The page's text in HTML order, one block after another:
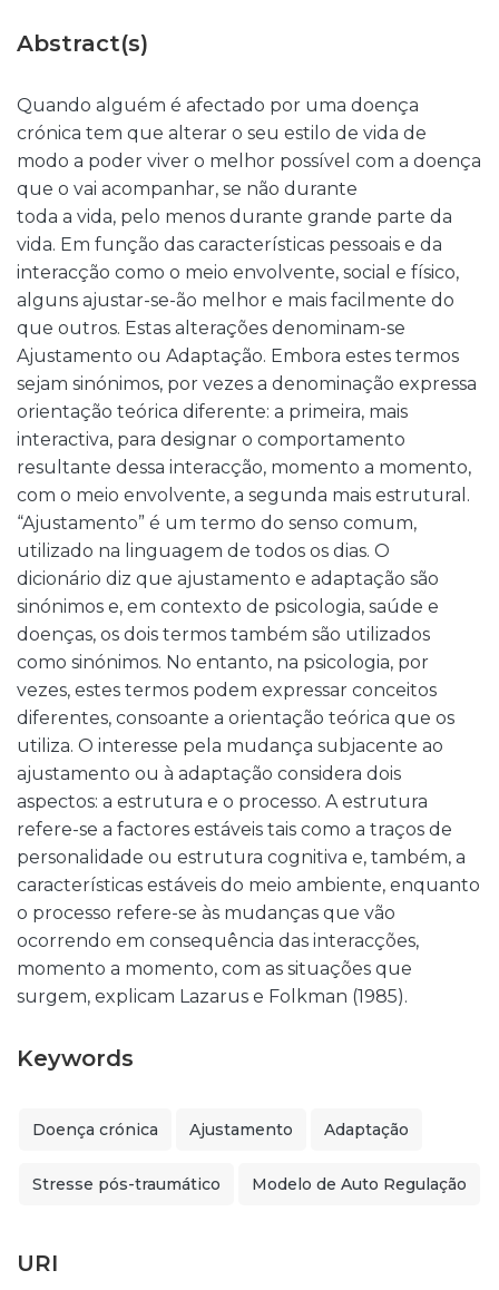
Abstract(s)
Quando alguém é afectado por uma doença
crónica tem que alterar o seu estilo de vida de
modo a poder viver o melhor possível com a doença
que o vai acompanhar, se não durante
toda a vida, pelo menos durante grande parte da
vida. Em função das características pessoais e da
interacção como o meio envolvente, social e físico,
alguns ajustar-se-ão melhor e mais facilmente do
que outros. Estas alterações denominam-se
Ajustamento ou Adaptação. Embora estes termos
sejam sinónimos, por vezes a denominação expressa
orientação teórica diferente: a primeira, mais
interactiva, para designar o comportamento
resultante dessa interacção, momento a momento,
com o meio envolvente, a segunda mais estrutural.
“Ajustamento” é um termo do senso comum,
utilizado na linguagem de todos os dias. O
dicionário diz que ajustamento e adaptação são
sinónimos e, em contexto de psicologia, saúde e
doenças, os dois termos também são utilizados
como sinónimos. No entanto, na psicologia, por
vezes, estes termos podem expressar conceitos
diferentes, consoante a orientação teórica que os
utiliza. O interesse pela mudança subjacente ao
ajustamento ou à adaptação considera dois
aspectos: a estrutura e o processo. A estrutura
refere-se a factores estáveis tais como a traços de
personalidade ou estrutura cognitiva e, também, a
características estáveis do meio ambiente, enquanto
o processo refere-se às mudanças que vão
ocorrendo em consequência das interacções,
momento a momento, com as situações que
surgem, explicam Lazarus e Folkman (1985).
Keywords
Doença crónica Ajustamento Adaptação
Stresse pós-traumático Modelo de Auto Regulação
URI